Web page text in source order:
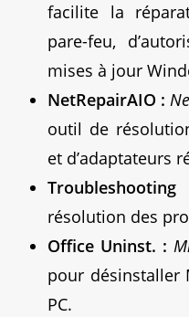
facilite la
pare-feu,
mises à jour
NetRepairAIO :
outil de
et d’adaptateurs
résolution des
Office Uninst. :
pour désinstaller
PC.